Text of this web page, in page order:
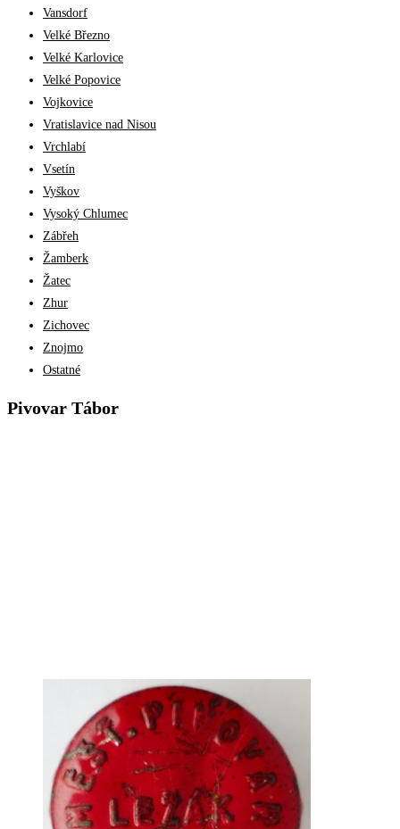
Vansdorf
Velké Březno
Velké Karlovice
Velké Popovice
Vojkovice
Vratislavice nad Nisou
Vrchlabí
Vsetín
Vyškov
Vysoký Chlumec
Zábřeh
Žamberk
Žatec
Zhur
Zichovec
Znojmo
Ostatné
Pivovar Tábor